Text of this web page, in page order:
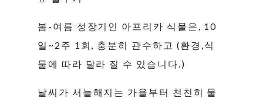
봄-여름 성장기인 아프리카 식물은, 10
일~2주 1회, 충분히 관수하고 (환경,식
물에 따라 달라 질 수 있습니다.)
날씨가 서늘해지는 가을부터 천천히 물